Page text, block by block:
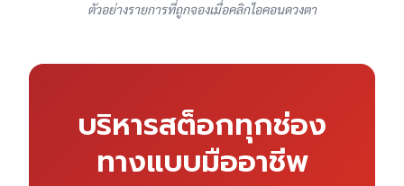
ตัวอย่างรายการที่ถูกจองเมื่อคลิกไอคอนดวงตา
บริหารสต็อกทุกช่อง
ทางแบบมืออาชีพ